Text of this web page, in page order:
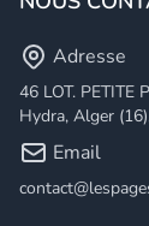
Adresse
46 LOT. PETITE
Hydra, Alger
Email